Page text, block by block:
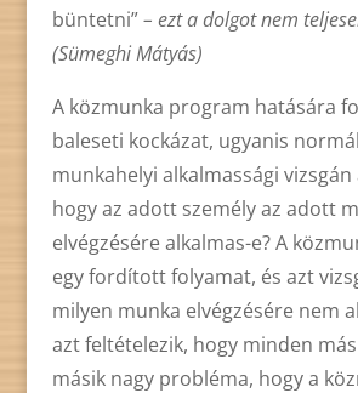
büntetni”– ezt a dolgot nem
(Sümeghi Mátyás)
A közmunka program hatására
baleseti kockázat, ugyanis
munkahelyi alkalmassági vizsgán
hogy az adott személy az adott
elvégzésére alkalmas-e? A
egy fordított folyamat, és azt
milyen munka elvégzésére nem
azt feltételezik, hogy minden
másik nagy probléma, hogy a